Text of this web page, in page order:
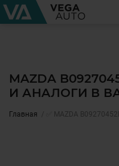
MAZDA
И АНАЛОГИ В
Главная ✅ MAZDA